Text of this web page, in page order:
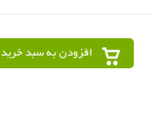
افزودن به سبد خرید